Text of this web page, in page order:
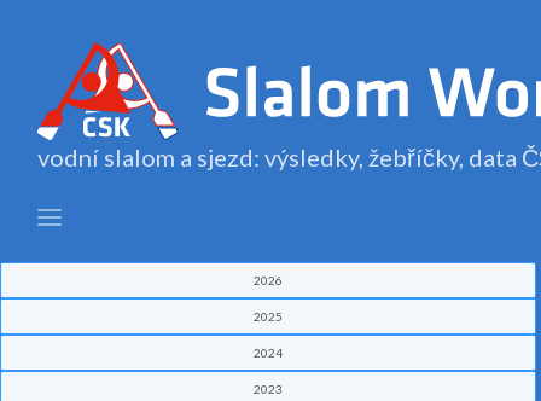
vodní slalom a sjezd: výsledky, žebříčky, data
2026
2025
2024
2023